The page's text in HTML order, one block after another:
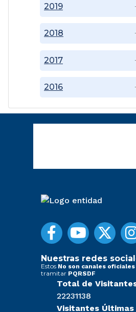
2016
2017
2018
2019
Nuestras redes
Estos No son canales oficiales
tramitar PQRSDF
Total de
22231138
Visitantes Últimas